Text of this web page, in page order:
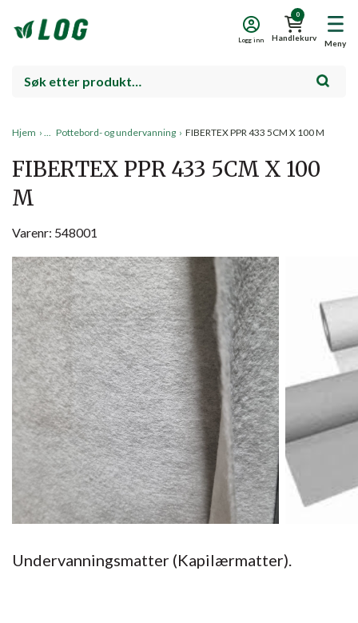
Meny
0
Handlekurv
Logg inn
Hjem › Pottebord- og undervanning › FIBERTEX PPR 433 5CM X 100 M
FIBERTEX PPR 433 5CM X 100
M
Varenr: 548001
Undervanningsmatter (Kapilærmatter).